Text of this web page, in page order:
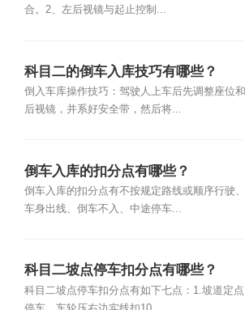
合。2、左后视镜与起止控制...
科目二的倒车入库技巧有哪些？
倒入车库操作技巧：驾驶人上车后先调整座位和
后视镜，并系好安全带，然后将...
倒车入库的扣分点有哪些？
倒车入库的扣分点有不按规定路线或顺序行驶、
车身出线、倒车不入、中途停车...
科目二坡点停车扣分点有哪些？
科目二坡点停车扣分点有如下七点：1.坡道定点